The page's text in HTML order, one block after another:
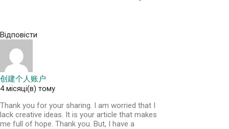
Відповісти
创建个人账户
4 місяці(в) тому
Thank you for your sharing. I am worried that I
lack creative ideas. It is your article that makes
me full of hope. Thank you. But, I have a